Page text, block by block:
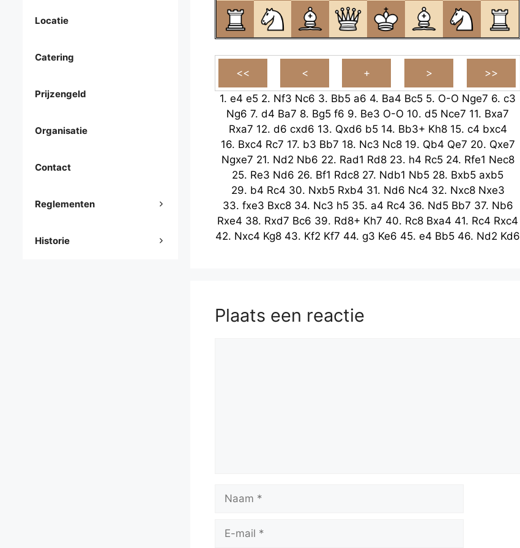
1. e4 e5 2. Nf3 Nc6 3. Bb5 a6 4. Ba4 Bc5 5. O-O Nge7 6. c3
Ng6 7. d4 Ba7 8. Bg5 f6 9. Be3 O-O 10. d5 Nce7 11. Bxa7
Rxa7 12. d6 cxd6 13. Qxd6 b5 14. Bb3+ Kh8 15. c4 bxc4
16. Bxc4 Rc7 17. b3 Bb7 18. Nc3 Nc8 19. Qb4 Qe7 20. Qxe7
Ngxe7 21. Nd2 Nb6 22. Rad1 Rd8 23. h4 Rc5 24. Rfe1 Nec8
25. Re3 Nd6 26. Bf1 Rdc8 27. Ndb1 Nb5 28. Bxb5 axb5
29. b4 Rc4 30. Nxb5 Rxb4 31. Nd6 Nc4 32. Nxc8 Nxe3
33. fxe3 Bxc8 34. Nc3 h5 35. a4 Rc4 36. Nd5 Bb7 37. Nb6
Rxe4 38. Rxd7 Bc6 39. Rd8+ Kh7 40. Rc8 Bxa4 41. Rc4 Rxc4
42. Nxc4 Kg8 43. Kf2 Kf7 44. g3 Ke6 45. e4 Bb5 46. Nd2 Kd6
Plaats een reactie
mail
Locatie
Catering
Prijzengeld
Organisatie
Contact
Reglementen
Historie